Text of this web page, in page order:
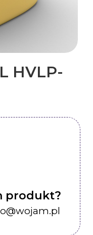
HVLP-
produkt?